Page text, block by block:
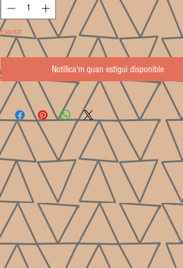
Esgotat
Notifica'm quan estigui disponible